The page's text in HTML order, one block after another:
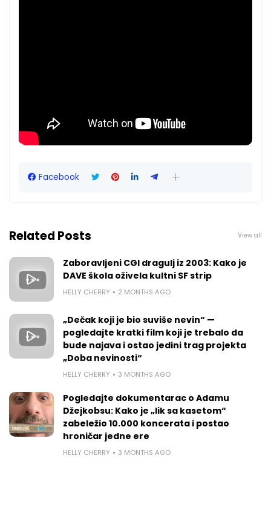
Facebook
Related Posts View all
Zaboravljeni CGI dragulj iz 2003: Kako je
DAVE škola oživela kultni SF strip
HELLY CHERRY 2 MONTHS AGO
„Dečak koji je bio suviše nevin“ —
pogledajte kratki film koji je trebalo da
bude najava i ostao jedini trag projekta
„Doba nevinosti“
HELLY CHERRY 3 MONTHS AGO
Pogledajte dokumentarac o Adamu
Džejkobsu: Kako je „lik sa kasetom“
zabeležio 10.000 koncerata i postao
hroničar jedne ere
HELLY CHERRY 3 MONTHS AGO